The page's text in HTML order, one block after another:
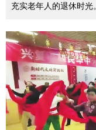
看天下 晋
太原日报 太
充实老年人的退休时光